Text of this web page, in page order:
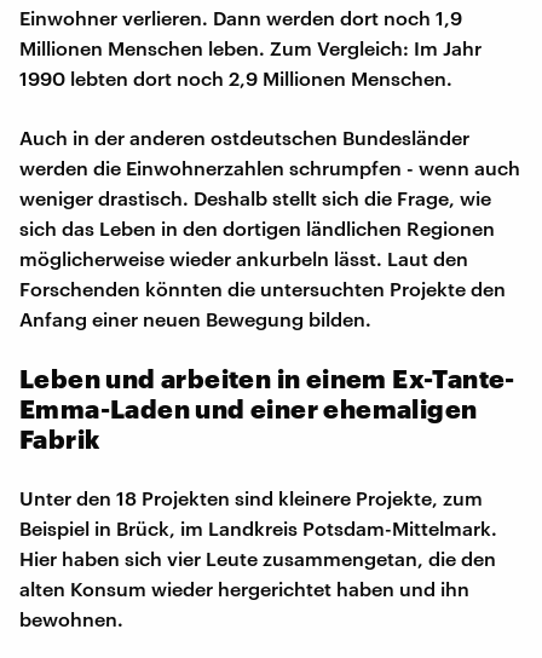
Einwohner verlieren. Dann werden dort noch 1,9
Millionen Menschen leben. Zum Vergleich: Im Jahr
1990 lebten dort noch 2,9 Millionen Menschen.
Auch in der anderen ostdeutschen Bundesländer
werden die Einwohnerzahlen schrumpfen - wenn auch
weniger drastisch. Deshalb stellt sich die Frage, wie
sich das Leben in den dortigen ländlichen Regionen
möglicherweise wieder ankurbeln lässt. Laut den
Forschenden könnten die untersuchten Projekte den
Anfang einer neuen Bewegung bilden.
Leben und arbeiten in einem Ex-Tante-
Emma-Laden und einer ehemaligen
Fabrik
Unter den 18 Projekten sind kleinere Projekte, zum
Beispiel in Brück, im Landkreis Potsdam-Mittelmark.
Hier haben sich vier Leute zusammengetan, die den
alten Konsum wieder hergerichtet haben und ihn
bewohnen.